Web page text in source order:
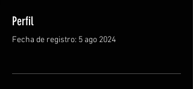
Perfil
Fecha de registro: 5 ago 2024